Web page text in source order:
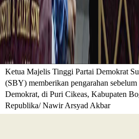
Ketua Majelis Tinggi Partai Demokrat
(SBY) memberikan pengarahan
Demokrat, di Puri Cikeas, Kabupaten
Republika/ Nawir Arsyad Akbar